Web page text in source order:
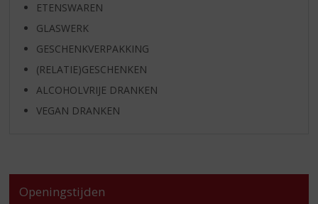
ETENSWAREN
GLASWERK
GESCHENKVERPAKKING
(RELATIE)GESCHENKEN
ALCOHOLVRIJE DRANKEN
VEGAN DRANKEN
Openingstijden